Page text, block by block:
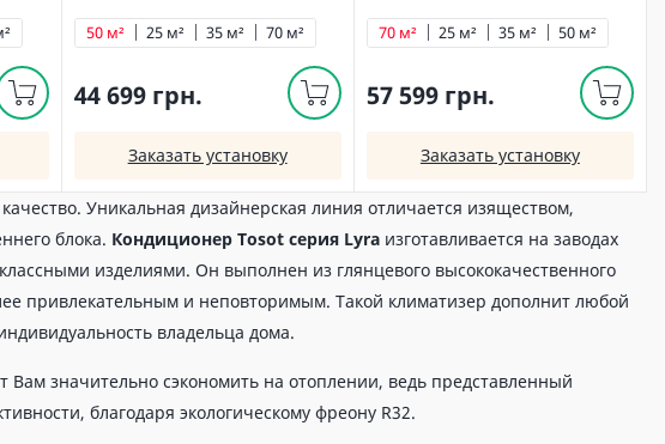
25 м² 35 м²
50 м² 70 м²
44 699 грн.
Заказать установку
25 м² 35 м² 50 м²
70 м²
57 599 грн.
Заказать установку
Уникальная дизайнерская линия отличается изяществом,
блока. Кондиционер Tosot серия Lyra изготавливается на заводах
изделиями. Он выполнен из глянцевого высококачественного
привлекательным и неповторимым. Такой климатизер дополнит любой
владельца дома.
Вам значительно сэкономить на отоплении, ведь представленный
благодаря экологическому фреону R32.